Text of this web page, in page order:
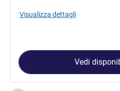
Visualizza dettagli
Vedi